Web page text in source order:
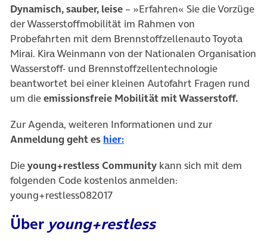
Dynamisch, sauber, leise – »Erfahren« Sie die Vorzüge
der Wasserstoffmobilität im Rahmen von
Probefahrten mit dem Brennstoffzellenauto Toyota
Mirai. Kira Weinmann von der Nationalen Organisation
Wasserstoff- und Brennstoffzellentechnologie
beantwortet bei einer kleinen Autofahrt Fragen rund
um dieemissionsfreie Mobilität mit Wasserstoff.
Zur Agenda, weiteren Informationen und zur
Anmeldung geht es hier:
Dieyoung+restless Community kann sich mit dem
folgenden Code kostenlos anmelden:
young+restless082017
Über young+restless